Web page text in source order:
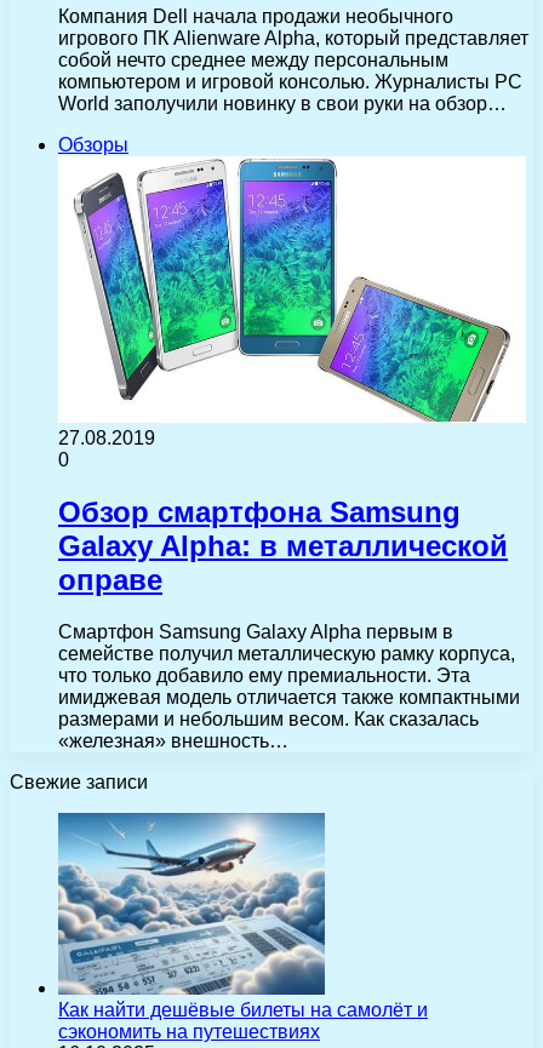
Компания Dell начала продажи необычного
игрового ПК Alienware Alpha, который представляет
собой нечто среднее между персональным
компьютером и игровой консолью. Журналисты PC
World заполучили новинку в свои руки на обзор…
Обзоры
27.08.2019
0
Обзор смартфона Samsung
Galaxy Alpha: в металлической
оправе
Смартфон Samsung Galaxy Alpha первым в
семействе получил металлическую рамку корпуса,
что только добавило ему премиальности. Эта
имиджевая модель отличается также компактными
размерами и небольшим весом. Как сказалась
«железная» внешность…
Свежие записи
Как найти дешёвые билеты на самолёт и
сэкономить на путешествиях